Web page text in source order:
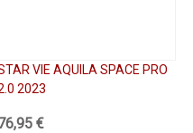
VIE AQUILA SPACE PRO
2023
€